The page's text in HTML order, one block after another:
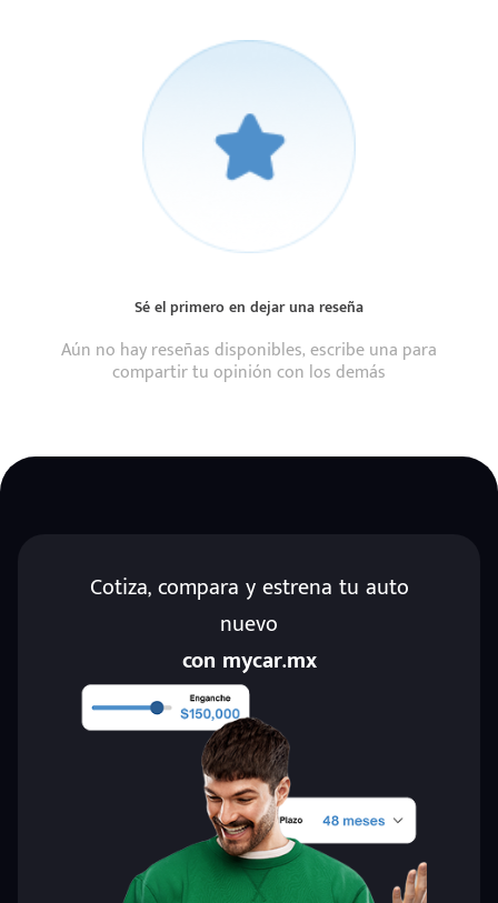
Sé el primero en dejar una reseña
Aún no hay reseñas disponibles, escribe una para
compartir tu opinión con los demás
Cotiza, compara y estrena tu auto
nuevo
con mycar.mx